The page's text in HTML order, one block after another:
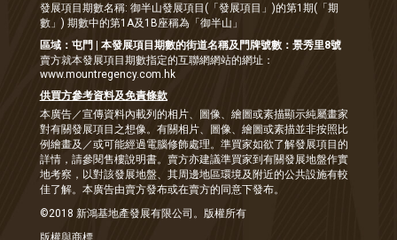
發展項目期數名稱: 御半山發展項目(「發展項目」)的第1期(「期
數」) 期數中的第1A及1B座稱為「御半山」
區域：屯門 | 本發展項目期數的街道名稱及門牌號數：景秀里8號
賣方就本發展項目期數指定的互聯網網站的網址：
www.mountregency.com.hk
供買方參考資料及免責條款
本廣告／宣傳資料內載列的相片、圖像、繪圖或素描顯示純屬畫家
對有關發展項目之想像。有關相片、圖像、繪圖或素描並非按照比
例繪畫及／或可能經過電腦修飾處理。準買家如欲了解發展項目的
詳情，請參閱售樓說明書。賣方亦建議準買家到有關發展地盤作實
地考察，以對該發展地盤、其周邊地區環境及附近的公共設施有較
佳了解。本廣告由賣方發布或在賣方的同意下發布。
©2018 新鴻基地產發展有限公司。版權所有
版權與商標